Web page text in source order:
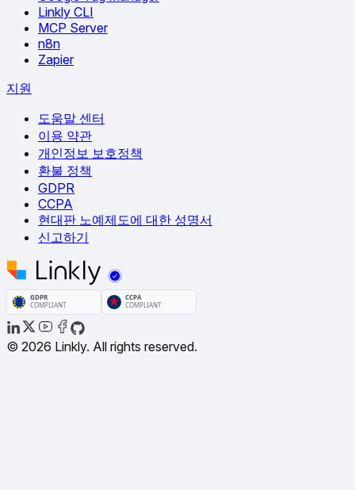
Linkly CLI
MCP Server
n8n
Zapier
지원
도움말 센터
이용 약관
개인정보 보호정책
환불 정책
GDPR
CCPA
현대판 노예제도에 대한 성명서
신고하기
© 2026 Linkly. All rights reserved.